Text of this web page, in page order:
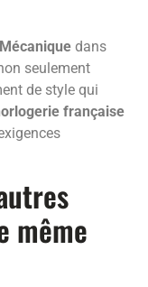
dans
seulement
de style qui
française
même